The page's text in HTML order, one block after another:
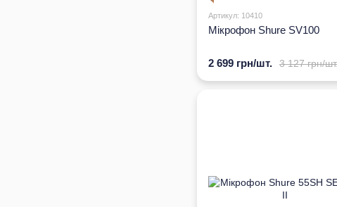
Артикул: 10410
Мікрофон Shure SV100
3 127 грн/
2 699 грн/шт.